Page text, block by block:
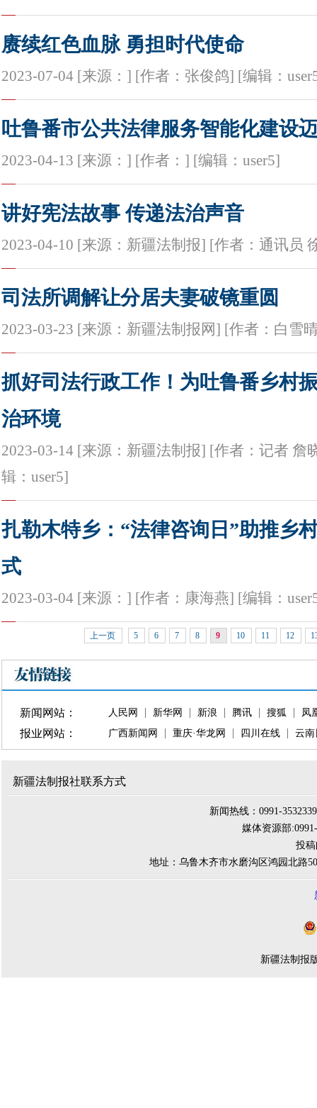
赓续红色血脉 勇担时代使命
2023-07-04 [来源：] [作者：张俊鸽] [编辑：
吐鲁番市公共法律服务智能化建设
2023-04-13 [来源：] [作者：] [编辑：user5]
讲好宪法故事 传递法治声音
2023-04-10 [来源：新疆法制报] [作者：通讯员
司法所调解让分居夫妻破镜重圆
2023-03-23 [来源：新疆法制报网] [作者：白雪
抓好司法行政工作！为吐鲁番乡村
治环境
2023-03-14 [来源：新疆法制报] [作者：记者 詹
辑：user5]
扎勒木特乡：“法律咨询日”助推乡
式
2023-03-04 [来源：] [作者：康海燕] [编辑：
上一页 5 6 7 8 9 10 11 12
新闻网站： 人民网 新华网 新浪 腾讯 搜狐 凤
报业网站： 广西新闻网 重庆·华龙网 四川在线 云南
新疆法制报社联系方式
新闻热线：0991-
媒体资源部
投稿
地址：乌鲁木齐市水磨沟区鸿园北路
新疆法制报